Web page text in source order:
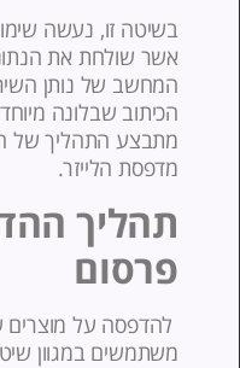
בשיטה זו, נעשה שימוש
אשר שולחת את הנתונים
המחשב של נותן השירות,
הכיתוב שבלונה מיוחדת.
מתבצע התהליך של הטבעה
מדפסת הלייזר.
תהליך
פרסום
להדפסה על מוצרים שאינן